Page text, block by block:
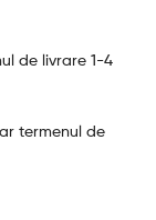
de livrare 1-4
termenul de